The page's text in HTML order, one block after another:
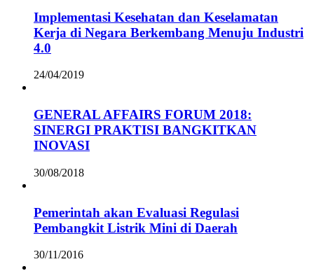
Implementasi Kesehatan dan Keselamatan
Kerja di Negara Berkembang Menuju Industri
4.0
24/04/2019
GENERAL AFFAIRS FORUM 2018:
SINERGI PRAKTISI BANGKITKAN
INOVASI
30/08/2018
Pemerintah akan Evaluasi Regulasi
Pembangkit Listrik Mini di Daerah
30/11/2016